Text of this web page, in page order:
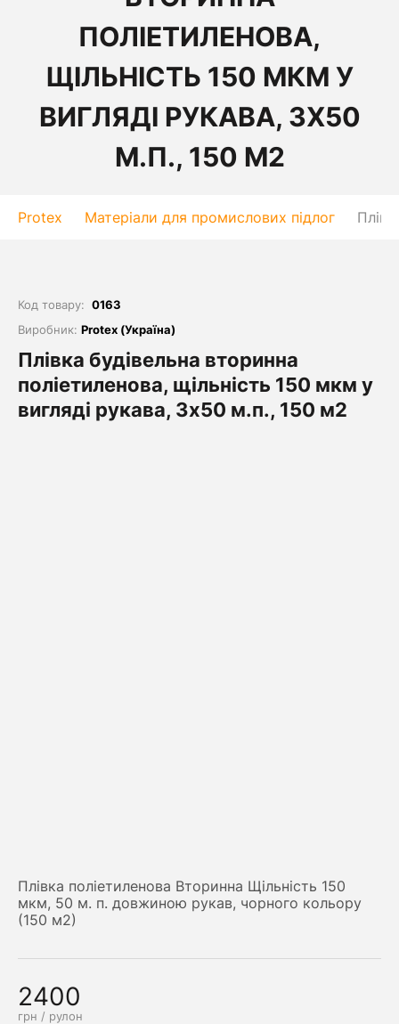
ПОЛІЕТИЛЕНОВА,
ЩІЛЬНІСТЬ 150 МКМ У
ВИГЛЯДІ РУКАВА, 3Х50
М.П., 150 М2
Protex Матеріали для промислових підлог
Код товару: 0163
Виробник: Protex (Україна)
Плівка будівельна вторинна
поліетиленова, щільність 150 мкм у
вигляді рукава, 3х50 м.п., 150 м2
Плівка поліетиленова Вторинна Щільність 150
мкм, 50 м. п. довжиною рукав, чорного кольору
(150 м2)
2400
грн / рулон